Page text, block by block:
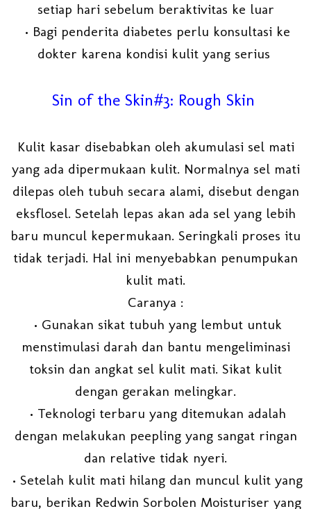
setiap hari sebelum beraktivitas ke luar
• Bagi penderita diabetes perlu konsultasi ke
dokter karena kondisi kulit yang serius
Sin of the Skin#3: Rough Skin
Kulit kasar disebabkan oleh akumulasi sel mati
yang ada dipermukaan kulit. Normalnya sel mati
dilepas oleh tubuh secara alami, disebut dengan
eksflosel. Setelah lepas akan ada sel yang lebih
baru muncul kepermukaan. Seringkali proses itu
tidak terjadi. Hal ini menyebabkan penumpukan
kulit mati.
Caranya :
• Gunakan sikat tubuh yang lembut untuk
menstimulasi darah dan bantu mengeliminasi
toksin dan angkat sel kulit mati. Sikat kulit
dengan gerakan melingkar.
• Teknologi terbaru yang ditemukan adalah
dengan melakukan peepling yang sangat ringan
dan relative tidak nyeri.
• Setelah kulit mati hilang dan muncul kulit yang
baru, berikan Redwin Sorbolen Moisturiser yang